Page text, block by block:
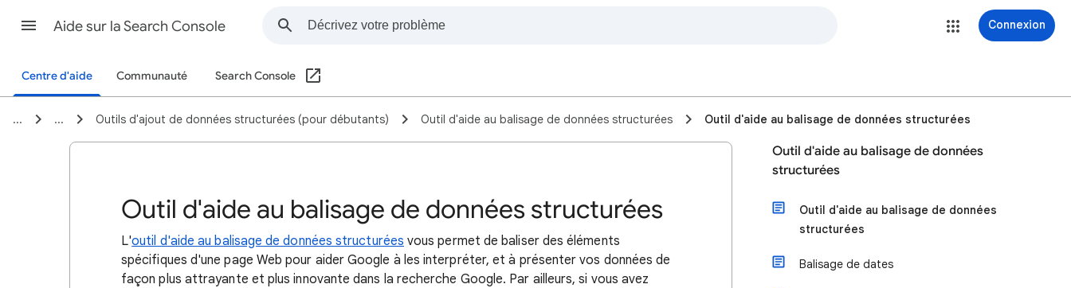
Aide sur la Search Console Connexion
Centre d'aide Communauté Search Console
... ... Outils d'ajout de données structurées (pour débutants) Outil d'aide au balisage de données structurées Outil d'aide au balisage de données structurées
Outil d'aide au balisage de données structurées
L'outil d'aide au balisage de données structurées vous permet de baliser des éléments
spécifiques d'une page Web pour aider Google à les interpréter, et à présenter vos données de
façon plus attrayante et plus innovante dans la recherche Google. Par ailleurs, si vous avez
Outil d'aide au balisage de données
structurées
Outil d'aide au balisage de données
structurées
Balisage de dates